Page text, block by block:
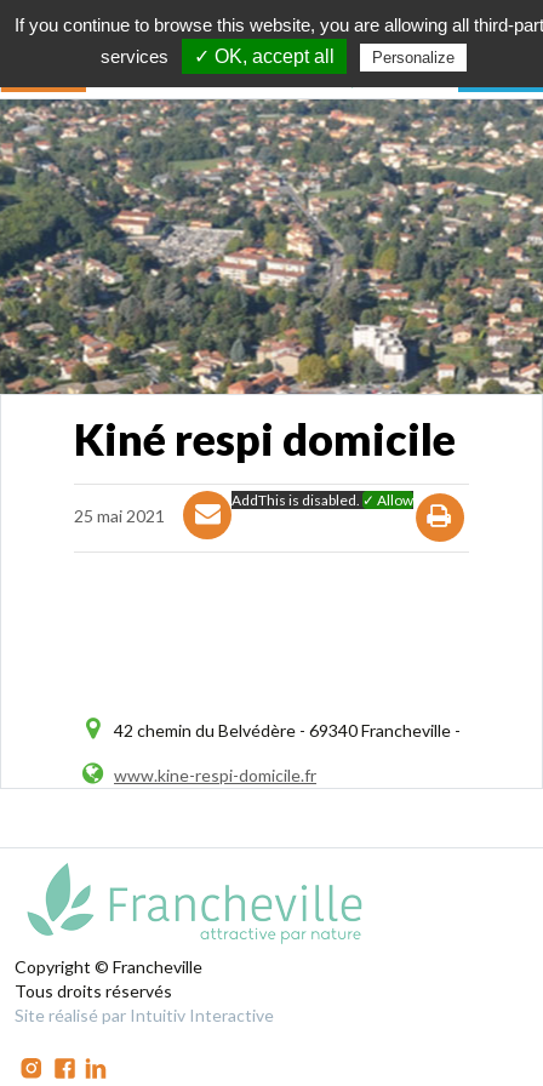
Kiné respi domicile
25 mai 2021
AddThis is disabled. ✓ Allow
42 chemin du Belvédère - 69340 Francheville -
www.kine-respi-domicile.fr
Copyright © Francheville
Tous droits réservés
Site réalisé par Intuitiv Interactive
If you continue to browse this website, you are allowing all third-
services
✓ OK, accept all Personalize